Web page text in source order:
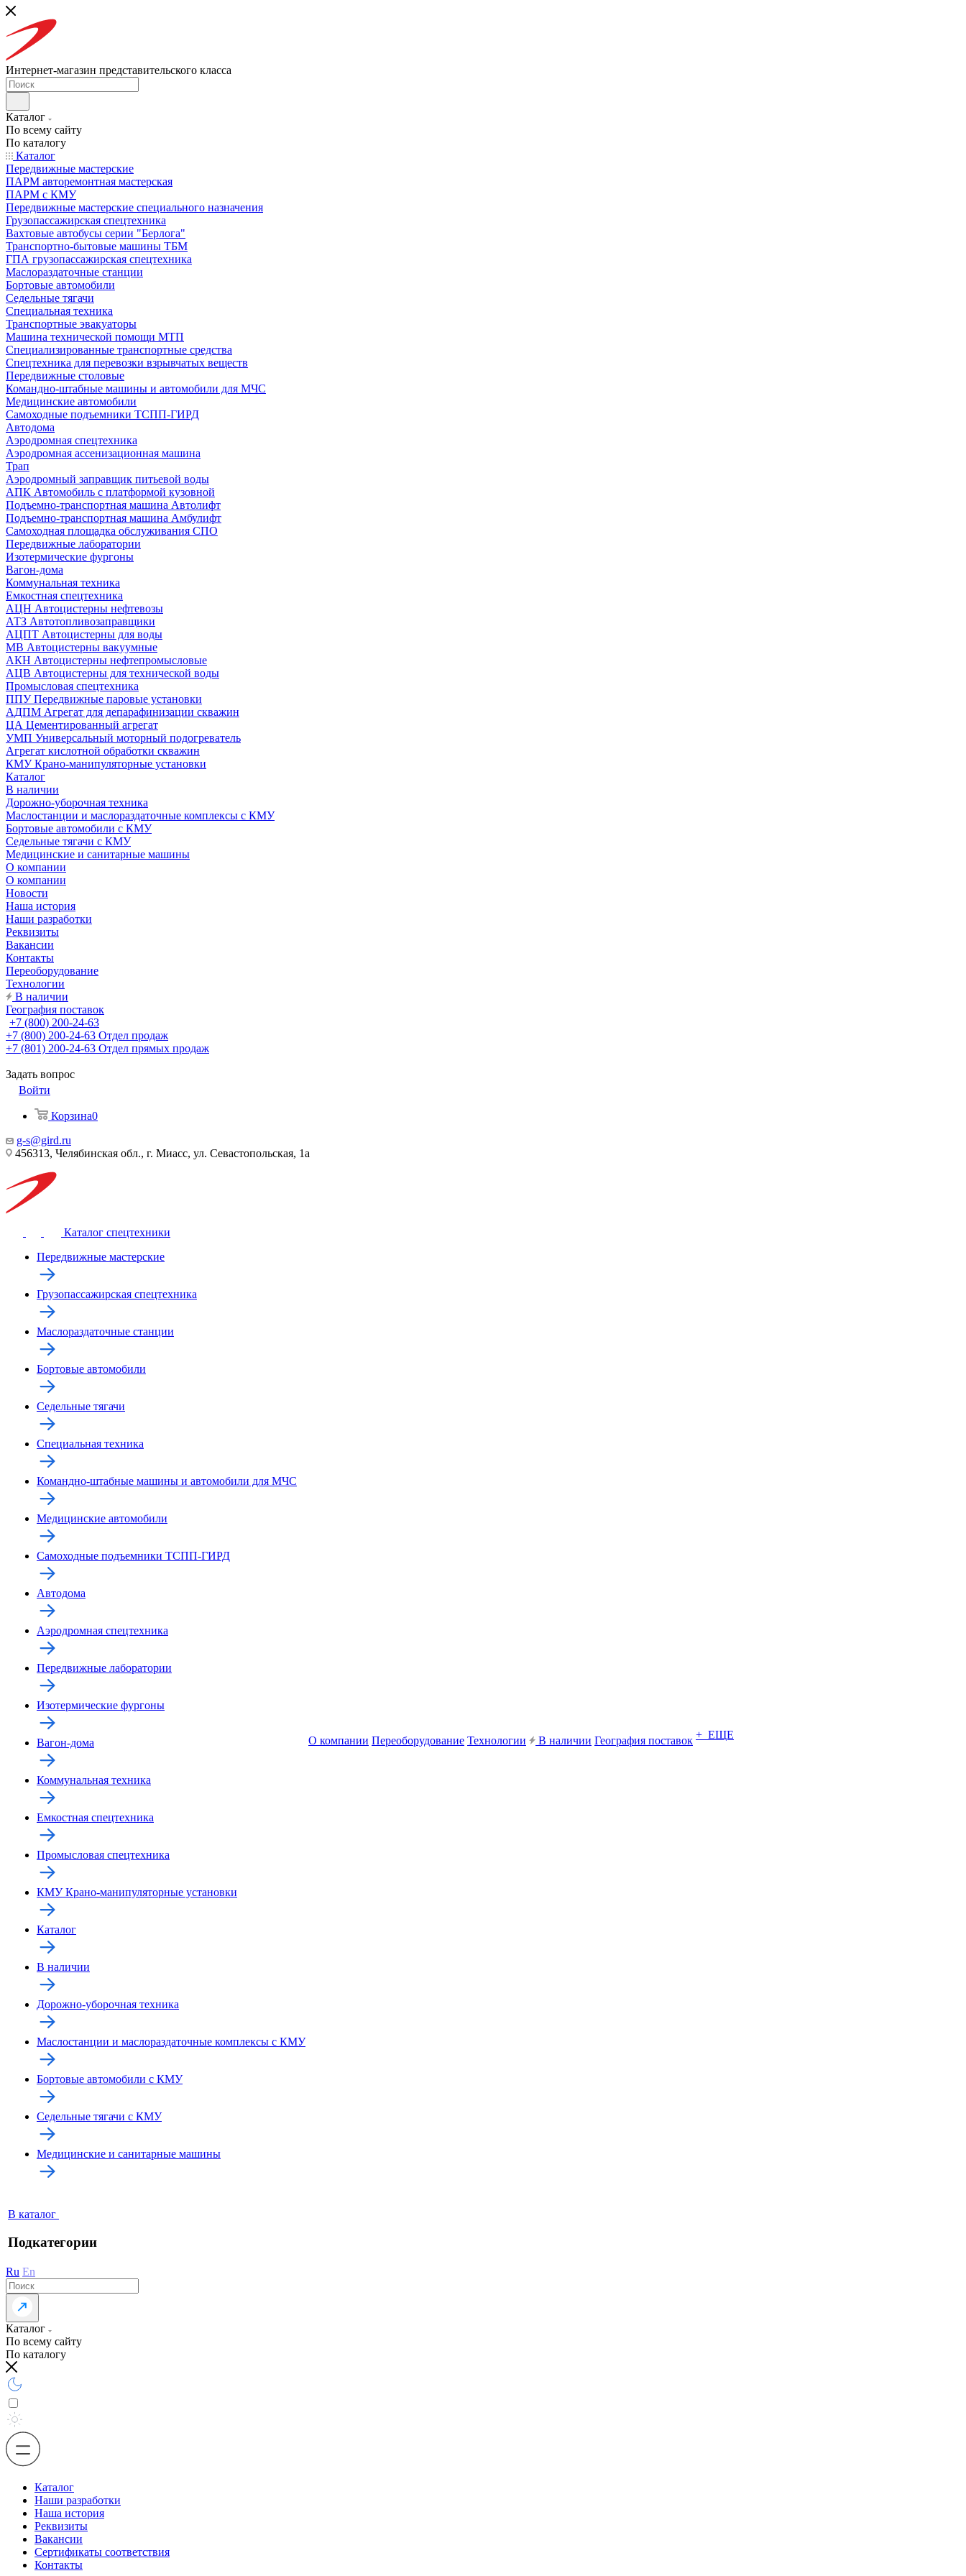
Интернет-магазин представительского класса
Каталог
По всему сайту
По каталогу
Каталог
Передвижные мастерские
ПАРМ авторемонтная мастерская
ПАРМ с КМУ
Передвижные мастерские специального назначения
Грузопассажирская спецтехника
Вахтовые автобусы серии "Берлога"
Транспортно-бытовые машины ТБМ
ГПА грузопассажирская спецтехника
Маслораздаточные станции
Бортовые автомобили
Седельные тягачи
Специальная техника
Транспортные эвакуаторы
Машина технической помощи МТП
Специализированные транспортные средства
Спецтехника для перевозки взрывчатых веществ
Передвижные столовые
Командно-штабные машины и автомобили для МЧС
Медицинские автомобили
Самоходные подъемники ТСПП-ГИРД
Автодома
Аэродромная спецтехника
Аэродромная ассенизационная машина
Трап
Аэродромный заправщик питьевой воды
АПК Автомобиль с платформой кузовной
Подъемно-транспортная машина Автолифт
Подъемно-транспортная машина Амбулифт
Самоходная площадка обслуживания СПО
Передвижные лаборатории
Изотермические фургоны
Вагон-дома
Коммунальная техника
Емкостная спецтехника
АЦН Автоцистерны нефтевозы
АТЗ Автотопливозаправщики
АЦПТ Автоцистерны для воды
МВ Автоцистерны вакуумные
АКН Автоцистерны нефтепромысловые
АЦВ Автоцистерны для технической воды
Промысловая спецтехника
ППУ Передвижные паровые установки
АДПМ Агрегат для депарафинизации скважин
ЦА Цементированный агрегат
УМП Универсальный моторный подогреватель
Агрегат кислотной обработки скважин
КМУ Крано-манипуляторные установки
Каталог
В наличии
Дорожно-уборочная техника
Маслостанции и маслораздаточные комплексы с КМУ
Бортовые автомобили с КМУ
Седельные тягачи с КМУ
Медицинские и санитарные машины
О компании
О компании
Новости
Наша история
Наши разработки
Реквизиты
Вакансии
Контакты
Переоборудование
Технологии
В наличии
География поставок
+7 (800) 200-24-63
+7 (800) 200-24-63 Отдел продаж
+7 (801) 200-24-63 Отдел прямых продаж
Задать вопрос
Войти
Корзина0
g-s@gird.ru
456313, Челябинская обл., г. Миасс, ул. Севастопольская, 1а
Каталог спецтехники
Передвижные мастерские
Грузопассажирская спецтехника
Маслораздаточные станции
Бортовые автомобили
Седельные тягачи
Специальная техника
Командно-штабные машины и автомобили для МЧС
Медицинские автомобили
Самоходные подъемники ТСПП-ГИРД
Автодома
Аэродромная спецтехника
Передвижные лаборатории
Изотермические фургоны
Вагон-дома
Коммунальная техника
Емкостная спецтехника
Промысловая спецтехника
КМУ Крано-манипуляторные установки
Каталог
В наличии
Дорожно-уборочная техника
Маслостанции и маслораздаточные комплексы с КМУ
Бортовые автомобили с КМУ
Седельные тягачи с КМУ
Медицинские и санитарные машины
В каталог
Подкатегории
О компании Переоборудование Технологии В наличии География поставок + ЕЩЕ
Ru En
Каталог
По всему сайту
По каталогу
Каталог
Наши разработки
Наша история
Реквизиты
Вакансии
Сертификаты соответствия
Контакты